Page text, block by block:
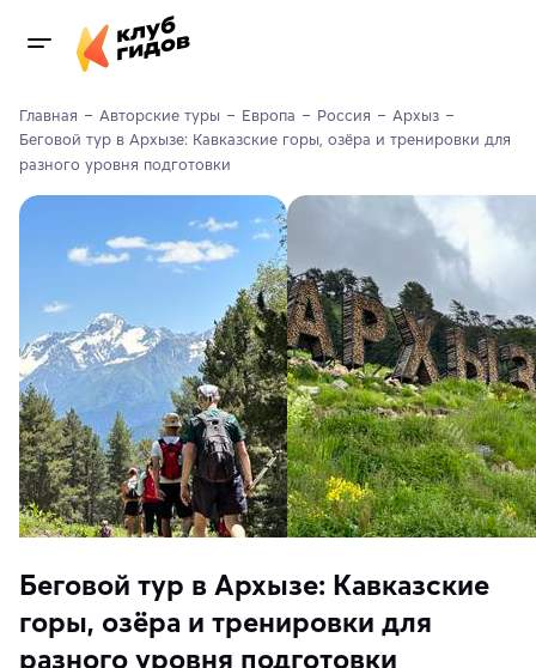
Главная Авторские туры Европа Россия
Архыз
Беговой тур в Архызе: Кавказские горы, озёра и тренировки для
разного уровня подготовки
Беговой тур в Архызе: Кавказские
горы, озёра и тренировки для
разного уровня подготовки